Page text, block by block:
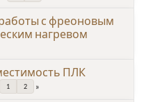
с фреоновым
нагревом
ПЛК
1 2